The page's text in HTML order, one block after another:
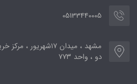
05133440005
دو ، واحد ۷۷۳